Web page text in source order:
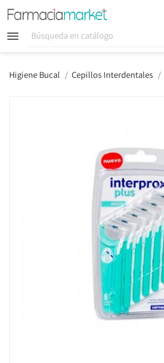
 
Higiene Bucal Cepillos Interdentales